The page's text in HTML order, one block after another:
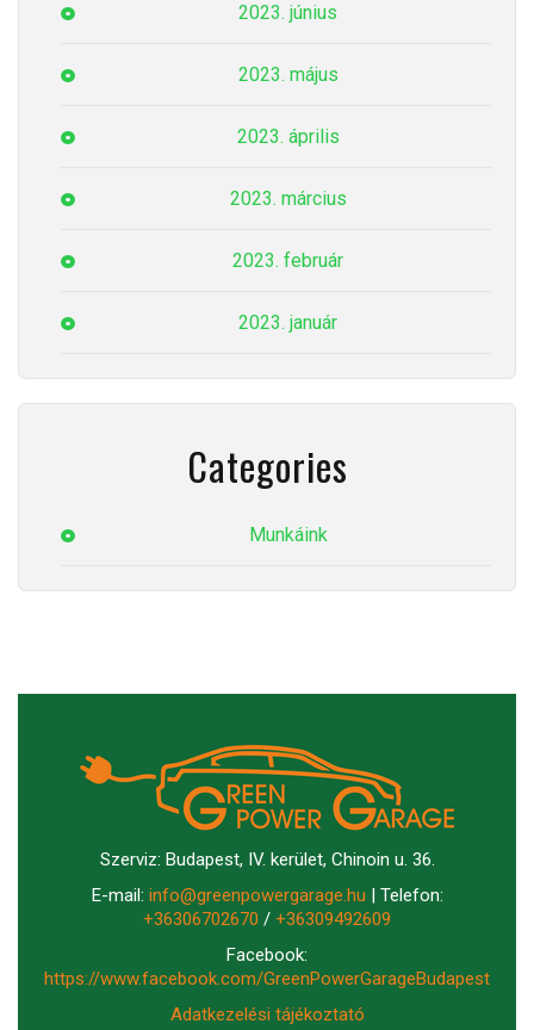
2023. június
2023. május
2023. április
2023. március
2023. február
2023. január
Categories
Munkáink
Szerviz: Budapest, IV. kerület, Chinoin u. 36.
E-mail: info@greenpowergarage.hu | Telefon:
+36306702670 / +36309492609
Facebook:
https://www.facebook.com/GreenPowerGarageBudapest
Adatkezelési tájékoztató